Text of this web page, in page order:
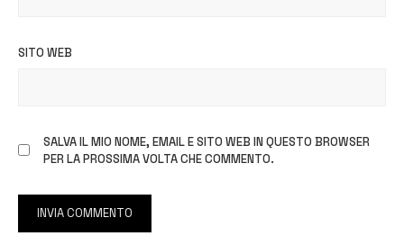
SITO WEB
SALVA IL MIO NOME, EMAIL E SITO WEB IN QUESTO BROWSER
PER LA PROSSIMA VOLTA CHE COMMENTO.